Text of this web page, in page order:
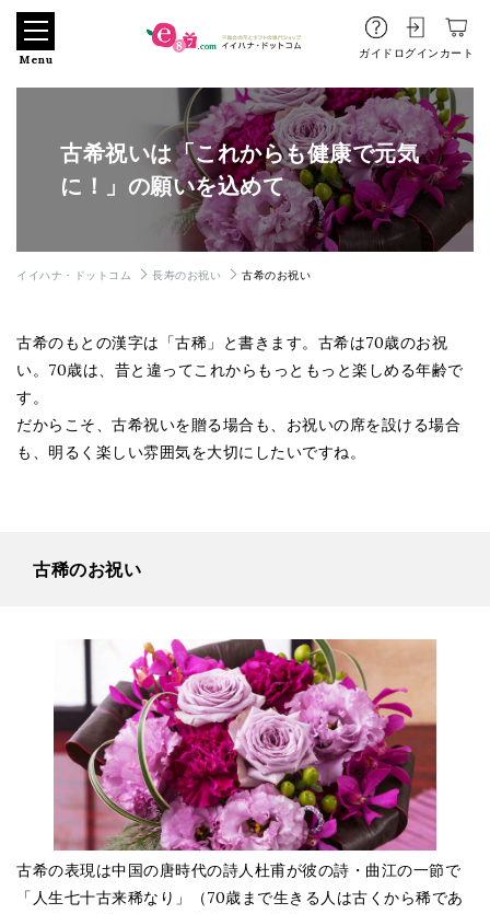
Menu ガイド ログイン カート
古希祝いは「これからも健康で元気
に！」の願いを込めて
イイハナ・ドットコム 長寿のお祝い 古希のお祝い
古希のもとの漢字は「古稀」と書きます。古希は70歳のお祝
い。70歳は、昔と違ってこれからもっともっと楽しめる年齢で
す。
だからこそ、古希祝いを贈る場合も、お祝いの席を設ける場合
も、明るく楽しい雰囲気を大切にしたいですね。
古稀のお祝い
古希の表現は中国の唐時代の詩人杜甫が彼の詩・曲江の一節で
「人生七十古来稀なり」（70歳まで生きる人は古くから稀であ